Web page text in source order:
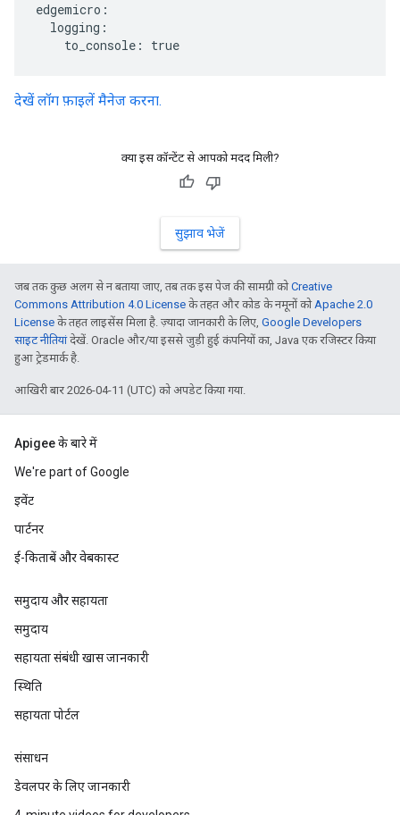
edgemicro:
  logging:
    to_console: true
देखें लॉग फ़ाइलें मैनेज करना.
क्या इस कॉन्टेंट से आपको मदद मिली?
सुझाव भेजें
जब तक कुछ अलग से न बताया जाए, तब तक इस पेज की सामग्री कोCreative
Commons Attribution 4.0 License के तहत और कोड के नमूनों कोApache 2.0
License के तहत लाइसेंस मिला है. ज़्यादा जानकारी के लिए, Google Developers
साइट नीतियांदेखें. Oracle और/या इससे जुड़ी हुई कंपनियों का, Java एक रजिस्टर किया
हुआ ट्रेडमार्क है.
आखिरी बार 2026-04-11 (UTC) को अपडेट किया गया.
Apigee के बारे में
We're part of Google
इवेंट
पार्टनर
ई-किताबें और वेबकास्ट
समुदाय और सहायता
समुदाय
सहायता संबंधी खास जानकारी
स्थिति
सहायता पोर्टल
संसाधन
डेवलपर के लिए जानकारी